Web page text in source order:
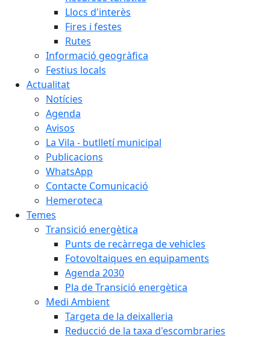
Llocs d'interès
Fires i festes
Rutes
Informació geogràfica
Festius locals
Actualitat
Notícies
Agenda
Avisos
La Vila - butlletí municipal
Publicacions
WhatsApp
Contacte Comunicació
Hemeroteca
Temes
Transició energètica
Punts de recàrrega de vehicles
Fotovoltaiques en equipaments
Agenda 2030
Pla de Transició energètica
Medi Ambient
Targeta de la deixalleria
Reducció de la taxa d'escombraries